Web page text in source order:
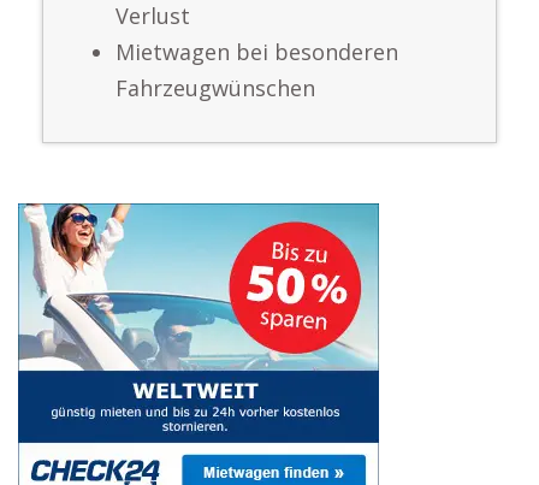
Verlust
Mietwagen bei besonderen
Fahrzeugwünschen